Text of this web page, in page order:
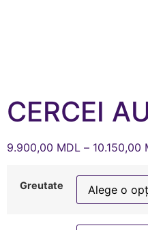
CERCEI
9.900,00 MDL – 10.150,00
Greutate